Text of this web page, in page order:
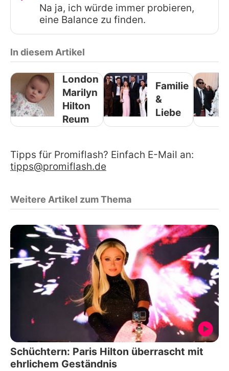
Na ja, ich würde immer probieren,
eine Balance zu finden.
In diesem Artikel
London
Marilyn
Hilton
Reum
Familie
&
Liebe
Tipps für Promiflash? Einfach E-Mail an:
tipps@promiflash.de
Weitere Artikel zum Thema
Schüchtern: Paris Hilton überrascht mit
ehrlichem Geständnis